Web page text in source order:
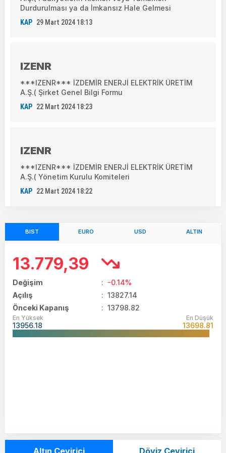
Durdurulması ya da İmkansız Hale Gelmesi
KAP 29 Mart 2024 18:13
IZENR
***IZENR*** İZDEMİR ENERJİ ELEKTRİK ÜRETİM
A.Ş.( Şirket Genel Bilgi Formu
KAP 22 Mart 2024 18:23
IZENR
***IZENR*** İZDEMİR ENERJİ ELEKTRİK ÜRETİM
A.Ş.( Yönetim Kurulu Komiteleri
KAP 22 Mart 2024 18:22
BIST EURO USD ALTIN
13.779,39
Değişim : -0.14%
Açılış
: 13827.14
Önceki Kapanış
: 13798.82
En Yüksek
13956.18
En Düşük
13698.81
Altın Çevirici Döviz Çevirici